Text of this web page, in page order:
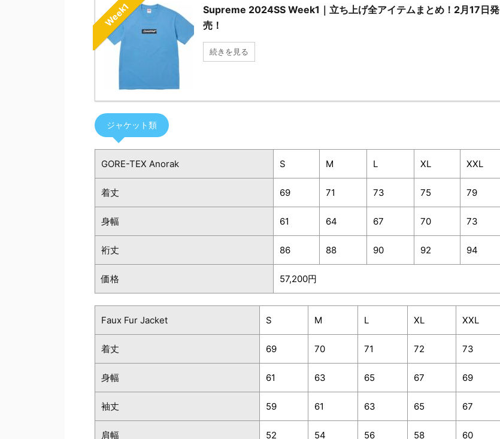
Week1
Supreme 2024SS Week1｜立ち上げ全アイテムまとめ！2月17日発
売！
続きを見る
ジャケット類
GORE-TEX Anorak S M L XL XXL
着丈 69 71 73 75 79
身幅 61 64 67 70 73
裄丈 86 88 90 92 94
価格 57,200円
Faux Fur Jacket S M L XL XXL
着丈 69 70 71 72 73
身幅 61 63 65 67 69
袖丈 59 61 63 65 67
肩幅 52 54 56 58 60